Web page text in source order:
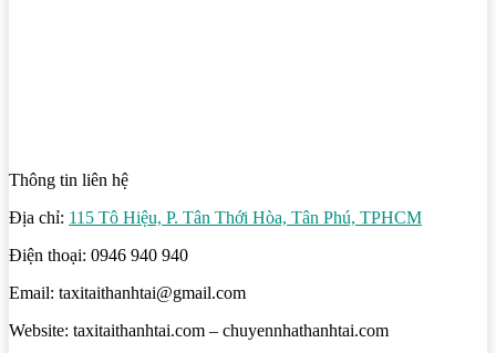
Thông tin liên hệ
Địa chỉ: 115 Tô Hiệu, P. Tân Thới Hòa, Tân Phú, TPHCM
Điện thoại: 0946 940 940
Email: taxitaithanhtai@gmail.com
Website: taxitaithanhtai.com – chuyennhathanhtai.com